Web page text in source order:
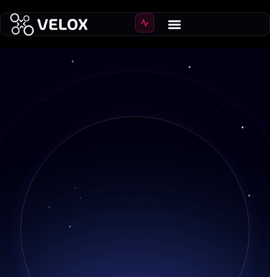
Sistemas
en Ecuador
diseñados para vender
Diseñamos, escalamos y operamos sistemas de
comercio electrónico B2B, B2C y marketplaces en
Tomar asesoría ecommerce